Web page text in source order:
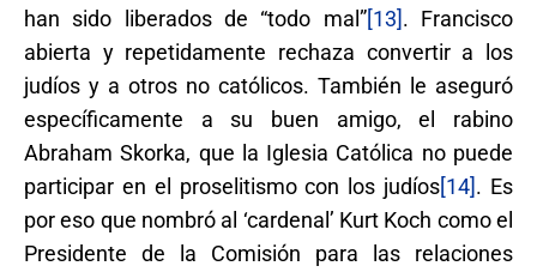
han sido liberados de “todo mal”[13]. Francisco
abierta y repetidamente rechaza convertir a los
judíos y a otros no católicos. También le aseguró
específicamente a su buen amigo, el rabino
Abraham Skorka, que la Iglesia Católica no puede
participar en el proselitismo con los judíos[14]. Es
por eso que nombró al ‘cardenal’ Kurt Koch como el
Presidente de la Comisión para las relaciones